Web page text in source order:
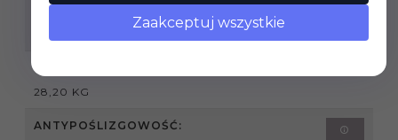
PODANA CENA DOTYCZY:
WAGA OPAKOWANIA:
28,20 KG
ANTYPOŚLIZGOWOŚĆ:
Zaakceptuj wszystkie